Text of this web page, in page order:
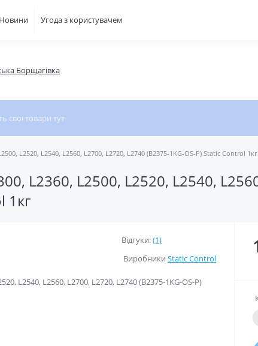
Новини Угода з користувачем
Борщагівка
L2520, L2540, L2560, L2700, L2720, L2740 (B2375-1KG-OS-P) Static Control 1кг
L2360, L2500, L2520, L2540,
1кг
Відгуки:(1)
Виробники Static Control